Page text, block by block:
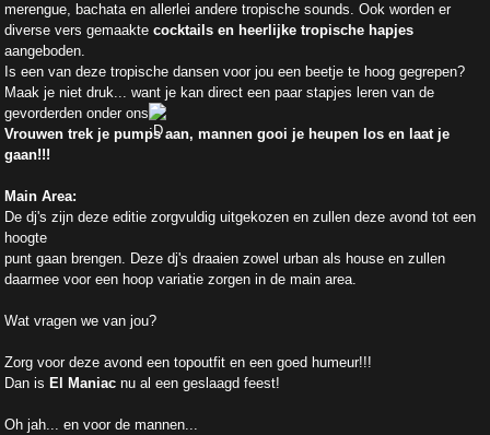
merengue, bachata en allerlei andere tropische sounds. Ook worden er
diverse vers gemaakte cocktails en heerlijke tropische hapjes
aangeboden.
Is een van deze tropische dansen voor jou een beetje te hoog gegrepen?
Maak je niet druk... want je kan direct een paar stapjes leren van de
gevorderden onder ons
Vrouwen trek je pumps aan, mannen gooi je heupen los en laat je
gaan!!!
Main Area:
De dj's zijn deze editie zorgvuldig uitgekozen en zullen deze avond tot een
hoogte
punt gaan brengen. Deze dj's draaien zowel urban als house en zullen
daarmee voor een hoop variatie zorgen in de main area.
Wat vragen we van jou?
Zorg voor deze avond een topoutfit en een goed humeur!!!
Dan is El Maniacnu al een geslaagd feest!
Oh jah... en voor de mannen...